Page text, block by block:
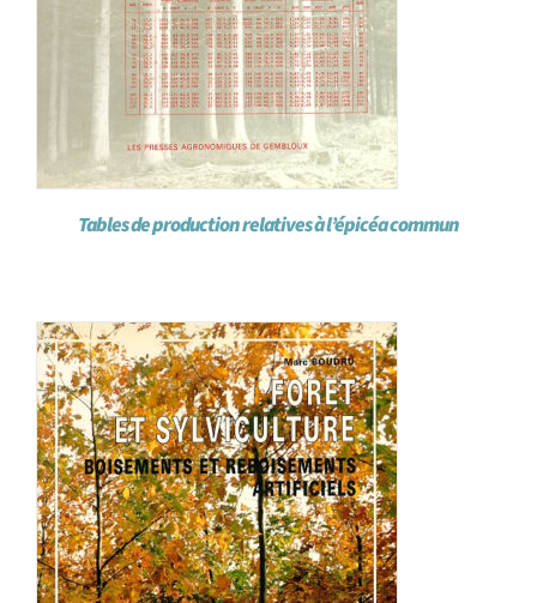
Tables de production relatives à l’épicéa commun